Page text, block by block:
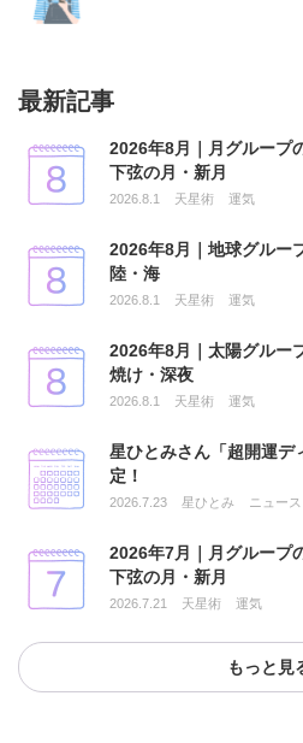
最新記事
2026年8月｜月グループ
下弦の月・新月
2026.8.1 天星術 運気
2026年8月｜地球グルー
陸・海
2026.8.1 天星術 運気
2026年8月｜太陽グルー
焼け・深夜
2026.8.1 天星術 運気
星ひとみさん「超開運デ
定！
2026.7.23 星ひとみ ニュース
2026年7月｜月グループ
下弦の月・新月
2026.7.21 天星術 運気
もっと見